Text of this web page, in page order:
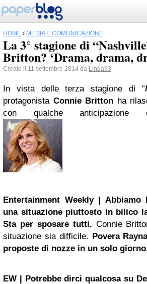
HOME › MEDIA E COMUNICAZIONE
La 3° stagione di
Britton? ‘Drama, drama,
Creato il 11 settembre 2014 da Linda93
In vista delle terza stagione di “
protagonista Connie Britton ha
con qualche anticipazione
Entertainment Weekly | Abbiamo
una situazione piuttosto in bilico
Sta per sposare tutti. Connie
situazione sia difficile. Povera
proposte di nozze in un solo
EW | Potrebbe dirci qualcosa su